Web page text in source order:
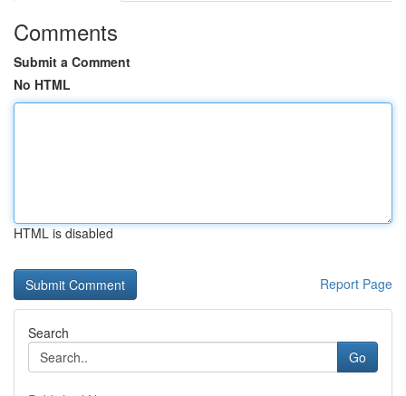
Comments
Submit a Comment
No HTML
HTML is disabled
Report Page
Search
Go